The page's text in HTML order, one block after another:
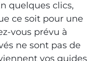
quelques clics,
ce soit pour une
vous prévu à
ne sont pas de
vos guides